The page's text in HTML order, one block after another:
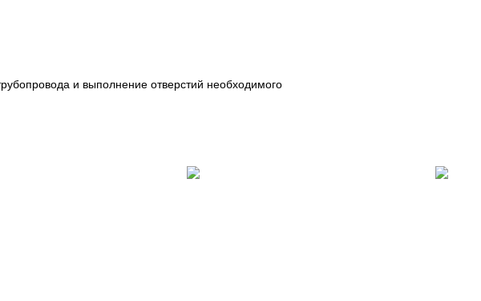
и выполнение отверстий необходимого